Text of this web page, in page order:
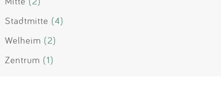
Stadtmitte (4)
Welheim (2)
Zentrum (1)